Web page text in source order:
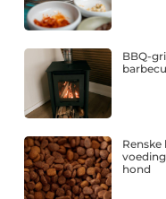
BBQ-
Renske
hond